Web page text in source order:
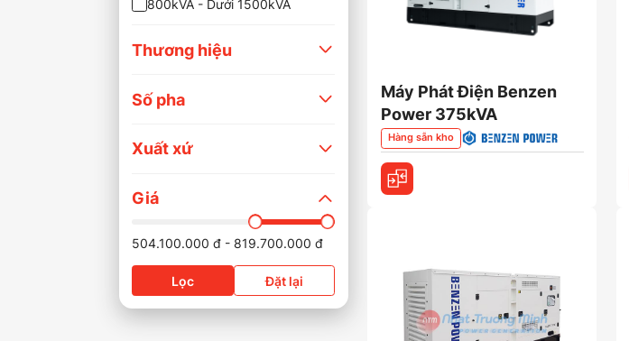
800kVA - Dưới 1500kVA
Thương hiệu
Số pha
Xuất xứ
Giá
504.100.000đ -819.700.000đ
Lọc Đặt lại
Máy Phát Điện Benzen
Power 375kVA
Hàng sẵn kho